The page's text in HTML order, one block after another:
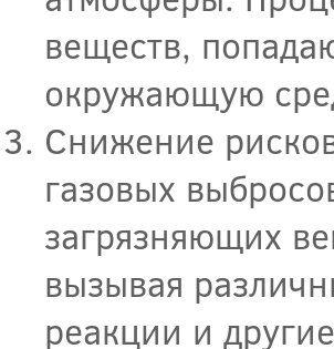
веществ,
окружающую
Снижение
газовых
загрязняющих
вызывая
реакции и